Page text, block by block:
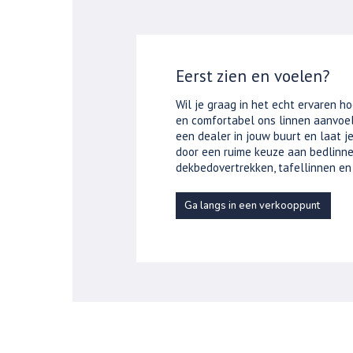
Eerst zien en voelen?
Wil je graag in het echt ervaren
en comfortabel ons linnen
een dealer in jouw buurt en laat
door een ruime keuze aan
dekbedovertrekken, tafellinnen
Ga langs in een verkooppunt